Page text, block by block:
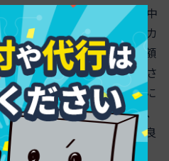
ように継続課金や顧問料が中
性が高く、法人クレジットカ
されやすいです。とくに月額
ービスは、売上のブレが小さ
すいことが強みです。さらに
用の厚い取引先が多いと、
。代表者の個人信用情報が良
とも通過率を押し上げま